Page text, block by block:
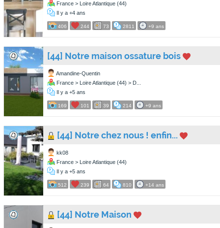
France > Loire Atlantique (44)
Il y a +4 ans
406 244 73 2811 +9 ans
[44] Notre maison ossature bois
Amandine-Quentin
France > Loire Atlantique (44) > D...
Il y a +5 ans
169 101 39 214 +9 ans
[44] Notre chez nous ! enfin...
kk08
France > Loire Atlantique (44)
Il y a +5 ans
512 239 64 810 +14 ans
[44] Notre Maison